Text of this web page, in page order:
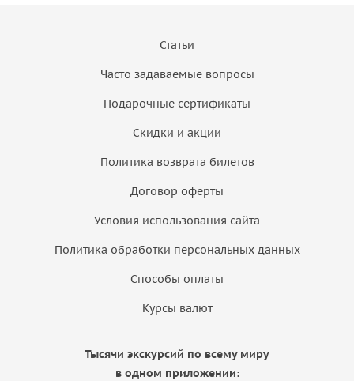
Статьи
Часто задаваемые вопросы
Подарочные сертификаты
Скидки и акции
Политика возврата билетов
Договор оферты
Условия использования сайта
Политика обработки персональных данных
Способы оплаты
Курсы валют
Тысячи экскурсий по всему миру
в одном приложении: